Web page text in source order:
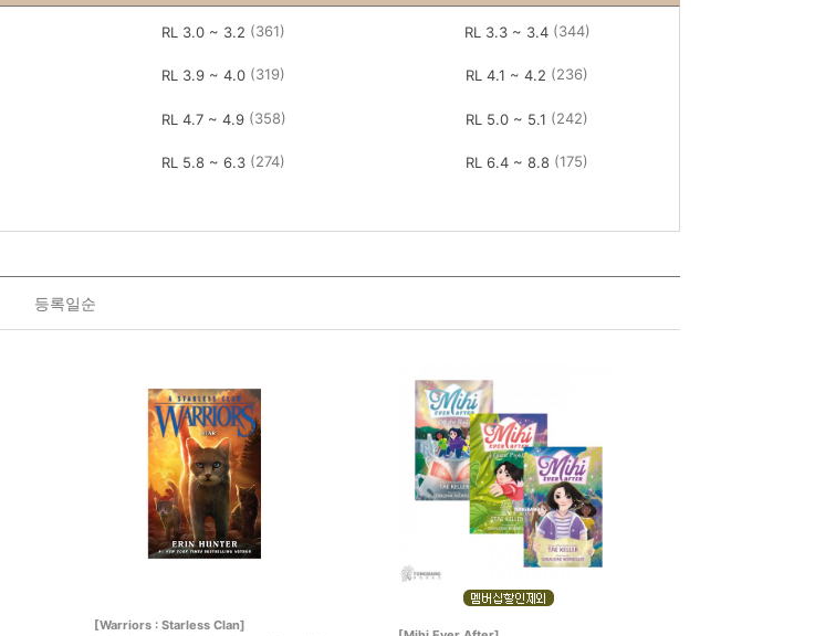
RL 3.0 ~ 3.2 (361) RL 3.3 ~ 3.4 (344)
RL 3.9 ~ 4.0 (319) RL 4.1 ~ 4.2 (236)
RL 4.7 ~ 4.9 (358) RL 5.0 ~ 5.1 (242)
RL 5.8 ~ 6.3 (274) RL 6.4 ~ 8.8 (175)
등록일순
[Warriors : Starless Clan]